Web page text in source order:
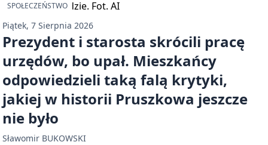
SPOŁECZEŃSTWO
Piątek, 7 Sierpnia 2026
Prezydent i starosta skrócili pracę
urzędów, bo upał. Mieszkańcy
odpowiedzieli taką falą krytyki,
jakiej w historii Pruszkowa jeszcze
nie było
Sławomir BUKOWSKI